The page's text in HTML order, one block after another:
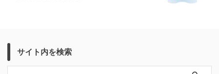
サイト内を検索